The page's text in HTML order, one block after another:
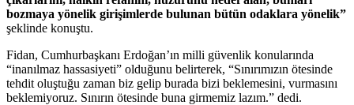
bozmaya yönelik girişimlerde bulunan bütün odaklara yönelik”
şeklinde konuştu.
Fidan, Cumhurbaşkanı Erdoğan’ın milli güvenlik konularında
“inanılmaz hassasiyeti” olduğunu belirterek, “Sınırımızın ötesinde
tehdit oluştuğu zaman biz gelip burada bizi beklemesini, vurmasını
beklemiyoruz. Sınırın ötesinde buna girmemiz lazım.” dedi.